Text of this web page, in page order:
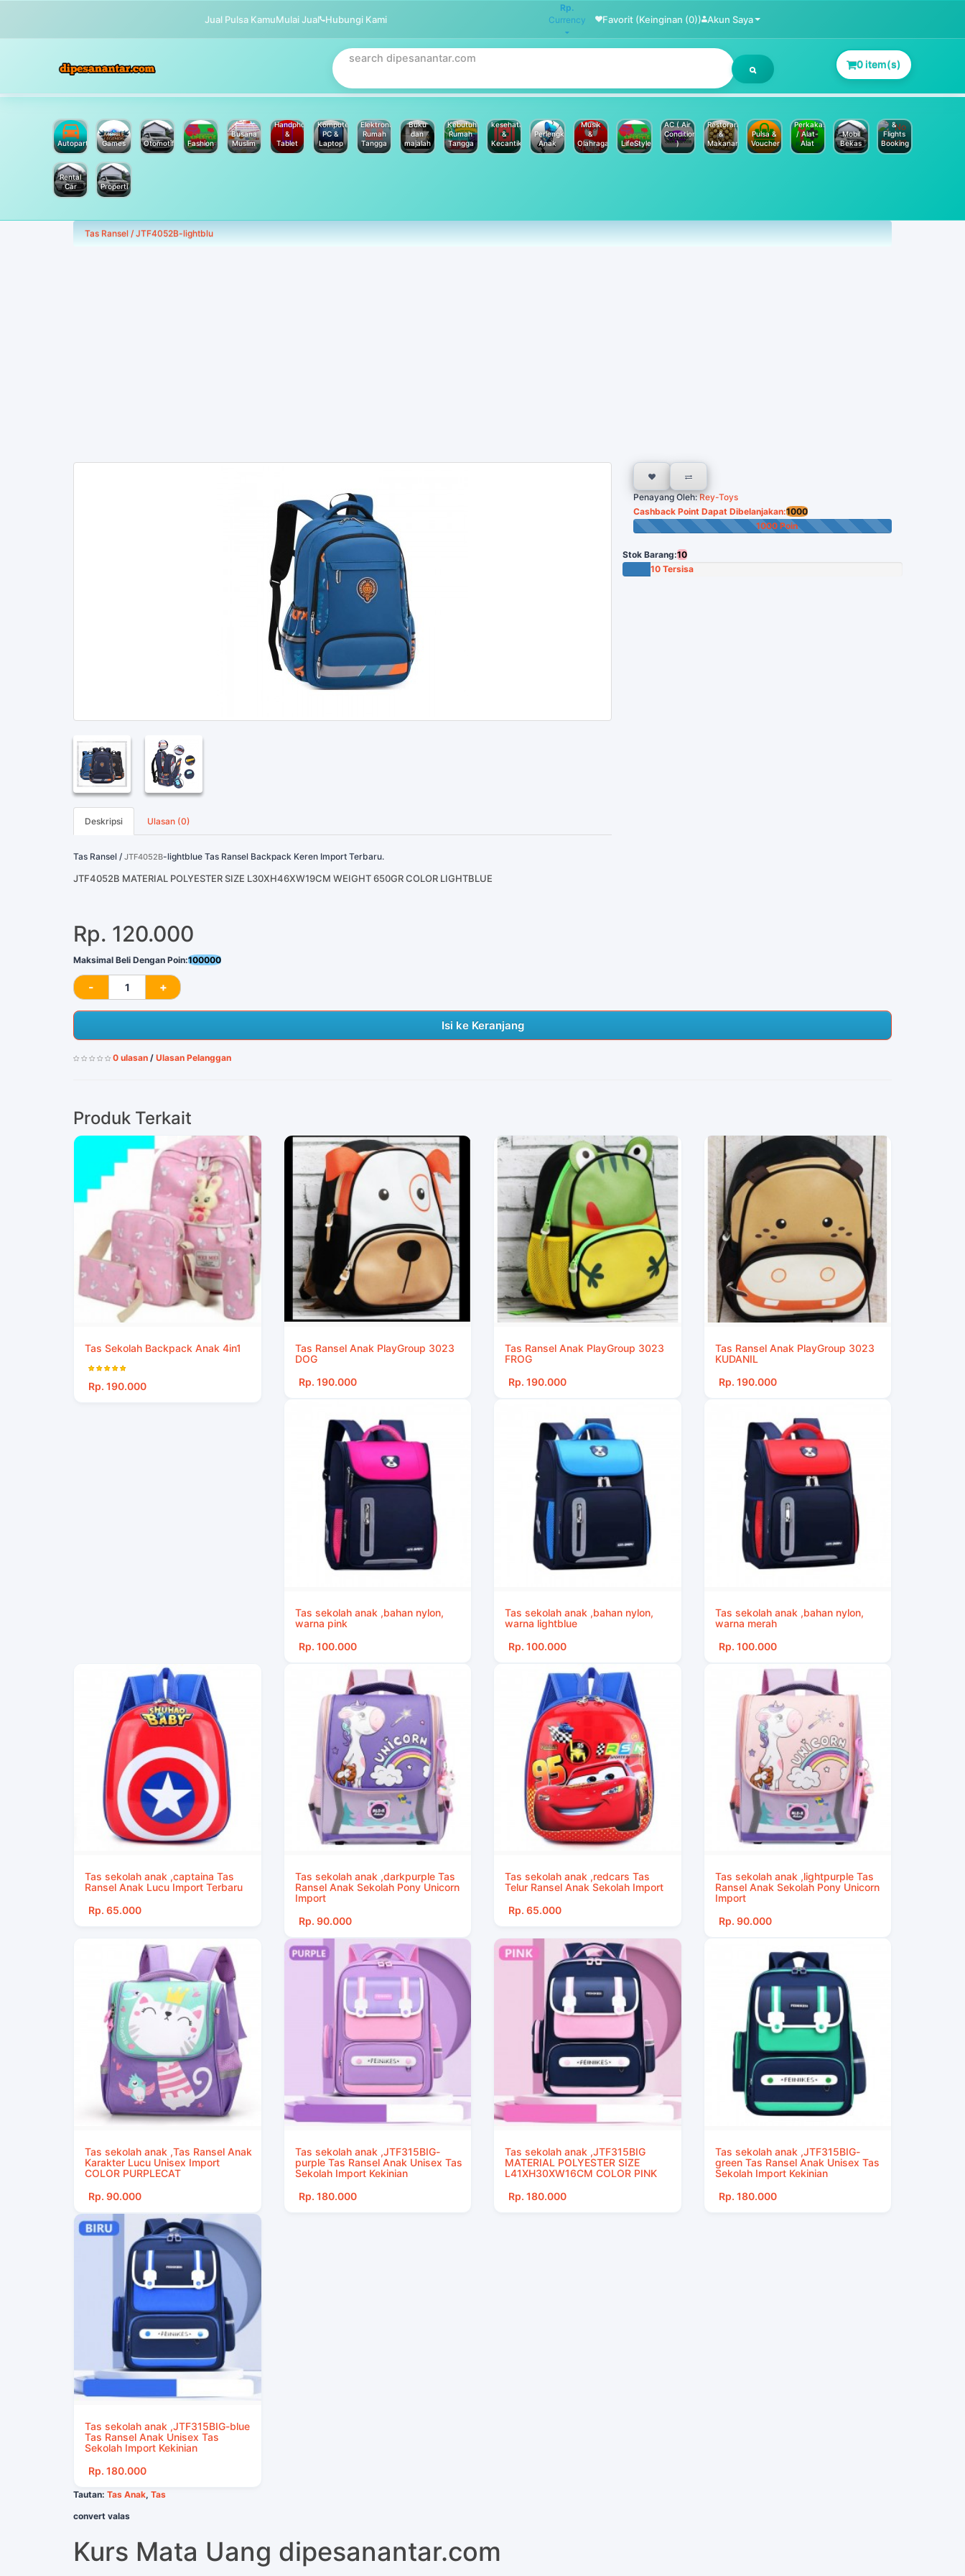
Jual Pulsa KamuMulai Jual Hubungi Kami
Rp.
Currency
Favorit (Keinginan (0)) Akun Saya
0 item(s)
Autoparts Games Otomotif Fashion
Busana
Muslim
Handphone
&
Tablet
Komputer
PC &
Laptop
Elektronik
Rumah
Tangga
Buku
dan
majalah
Kebutuhan
Rumah
Tangga
kesehatan
&
Kecantikan
Perlengkapan
Anak
Musik
&
Olahraga
LifeStyle
AC ( Air
Conditioner
)
Restoran
&
Makanan
Pulsa &
Voucher
Perkakas
/ Alat-
Alat
Mobil
Bekas
&
Flights
Booking
Rental
Car
Properti
Tas Ransel / JTF4052B-lightblu
Deskripsi Ulasan (0)
Tas Ransel / JTF4052B-lightblue Tas Ransel Backpack Keren Import Terbaru.
JTF4052B MATERIAL POLYESTER SIZE L30XH46XW19CM WEIGHT 650GR COLOR LIGHTBLUE
Penayang Oleh:Rey-Toys
Cashback Point Dapat Dibelanjakan:1000
1000 Poin
Stok Barang:10
10 Tersisa
Rp. 120.000
Maksimal Beli Dengan Poin:100000
Isi ke Keranjang
0 ulasan / Ulasan Pelanggan
Produk Terkait
Tas Sekolah Backpack Anak 4in1
Rp. 190.000
Tas Ransel Anak PlayGroup 3023
DOG
Rp. 190.000
Tas Ransel Anak PlayGroup 3023
FROG
Rp. 190.000
Tas Ransel Anak PlayGroup 3023
KUDANIL
Rp. 190.000
Tas sekolah anak ,bahan nylon,
warna pink
Rp. 100.000
Tas sekolah anak ,bahan nylon,
warna lightblue
Rp. 100.000
Tas sekolah anak ,bahan nylon,
warna merah
Rp. 100.000
Tas sekolah anak ,captaina Tas
Ransel Anak Lucu Import Terbaru
Rp. 65.000
Tas sekolah anak ,darkpurple Tas
Ransel Anak Sekolah Pony Unicorn
Import
Rp. 90.000
Tas sekolah anak ,redcars Tas
Telur Ransel Anak Sekolah Import
Rp. 65.000
Tas sekolah anak ,lightpurple Tas
Ransel Anak Sekolah Pony Unicorn
Import
Rp. 90.000
Tas sekolah anak ,Tas Ransel Anak
Karakter Lucu Unisex Import
COLOR PURPLECAT
Rp. 90.000
Tas sekolah anak ,JTF315BIG-
purple Tas Ransel Anak Unisex Tas
Sekolah Import Kekinian
Rp. 180.000
Tas sekolah anak ,JTF315BIG
MATERIAL POLYESTER SIZE
L41XH30XW16CM COLOR PINK
Rp. 180.000
Tas sekolah anak ,JTF315BIG-
green Tas Ransel Anak Unisex Tas
Sekolah Import Kekinian
Rp. 180.000
Tas sekolah anak ,JTF315BIG-blue
Tas Ransel Anak Unisex Tas
Sekolah Import Kekinian
Rp. 180.000
Tautan: Tas Anak, Tas
convert valas
Kurs Mata Uang dipesanantar.com